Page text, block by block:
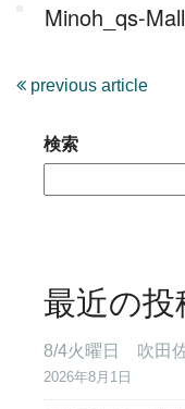
Minoh_qs-
previous article
検索
最近の投
8/4火曜日 吹田
2026年8月1日